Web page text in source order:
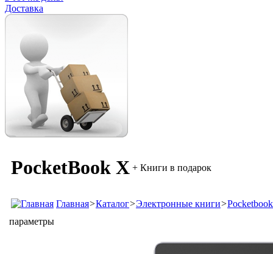
Доставка
PocketBook X + Книги в подарок
Главная>Каталог>Электронные книги>Pocketbook
параметры